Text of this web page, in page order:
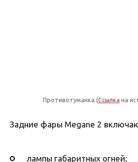
Противотуманка (Ссылка на
Задние фары Megane 2
лампы габаритных огней;